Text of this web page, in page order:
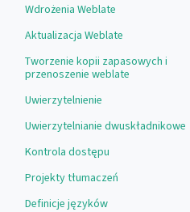
Wdrożenia Weblate
Aktualizacja Weblate
Tworzenie kopii zapasowych i
przenoszenie weblate
Uwierzytelnienie
Uwierzytelnianie dwuskładnikowe
Kontrola dostępu
Projekty tłumaczeń
Definicje języków